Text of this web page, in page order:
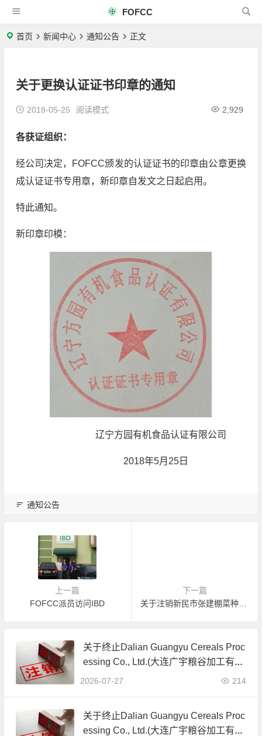
FOFCC
首页 新闻中心 通知公告 正文
关于更换认证证书印章的通知
2018-05-25 2,929
阅读模式
各获证组织：
经公司决定，FOFCC颁发的认证证书的印章由公章更换
成认证证书专用章，新印章自发文之日起启用。
特此通知。
新印章印模：
辽宁方园有机食品认证有限公司
2018年5月25日
通知公告
上一篇
FOFCC派员访问IBD
下一篇
关于注销新民市张建棚菜种植专业合作社有机产品认证证书的公告
关于终止Dalian Guangyu Cereals Proc
essing Co., Ltd.(大连广宇粮谷加工有限
公司)JAS有机产品认证证书的公告
2026-07-27 214
关于终止Dalian Guangyu Cereals Proc
essing Co., Ltd.(大连广宇粮谷加工有限